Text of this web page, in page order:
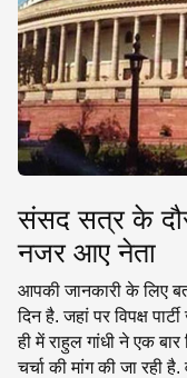
संसद सत्र के
नजर आए नेता
आपकी जानकारी के लिए
दिन है. जहां पर विपक्ष
ही में राहुल गांधी ने एक
चर्चा की मांग की जा रही